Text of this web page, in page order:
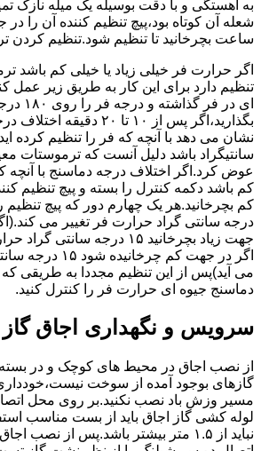
به آهستگی و با دقت بوسیله یک میله نازک
شعله آن کوتاه بود،پیچ تنظیم کننده آن
ساعت بچرخانید تا تنظیم شود.تنظیم کردن
اگر حرارت فر خیلی زیاد یا خیلی کم باشد
تنظیم دارد برای این کار به طریق زیر عمل
ای در فر
بگذارید،اگر پس از ۱۰ تا ۲۰
سانتیگراد باشد دلیل آنست که ترموستات
عوض کرد.اگر اختلاف درجه دماسنج با آنچه
کم باشد دکمه کنترل را بسته و پیچ تنظیم
درجه سانتی گراد حرارت فر تغییر می
جهت زیاد بچرخانید ۱۵ درجه
اگر در جهت کم
می آید)پس از این تنظیم مجددا به طریقی
دماسنج جیوه ای حرارت فر را کنترل کنید.
سرویس و نگهداری اجاق گاز
از نصب اجاق در محیط های کوچک و در
گازهای بوجود آمده از سوخت نیست،خودداری
مسیر وزش باد نصب نکنید.بر روی محل
لوله کشی گاز اجاق باید از بست مناسب
نباید از ۱.۵ متر بیشتر باشد.پس از